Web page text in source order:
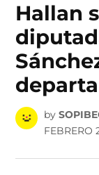
Hallan
by
FEBRERO